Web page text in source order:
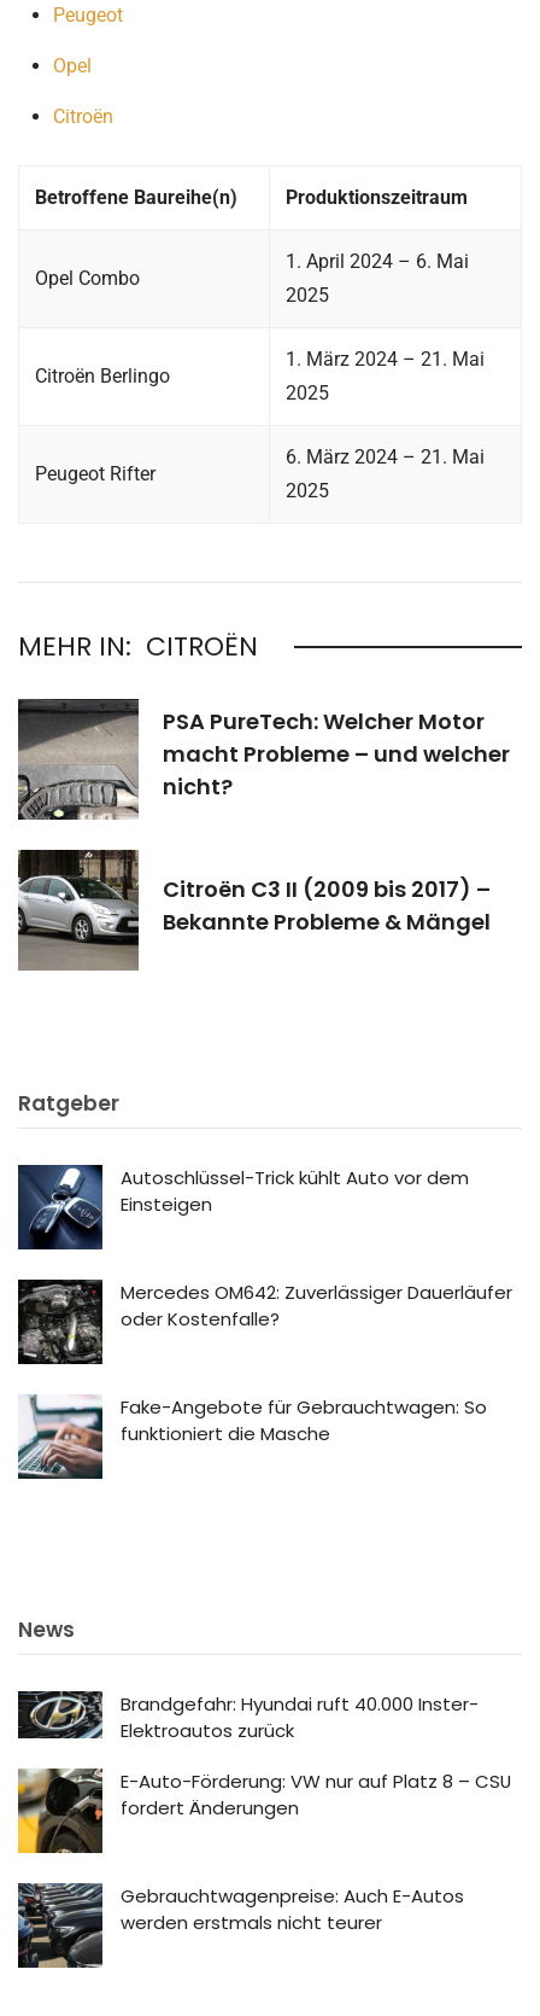
Peugeot
Opel
Citroën
Betroffene Baureihe(n) Produktionszeitraum
Opel Combo
1. April 2024 – 6. Mai
2025
Citroën Berlingo
1. März 2024 – 21. Mai
2025
Peugeot Rifter
6. März 2024 – 21. Mai
2025
MEHR IN: CITROËN
PSA PureTech: Welcher Motor
macht Probleme – und welcher
nicht?
Citroën C3 II (2009 bis 2017) –
Bekannte Probleme & Mängel
Ratgeber
Autoschlüssel-Trick kühlt Auto vor dem
Einsteigen
Mercedes OM642: Zuverlässiger Dauerläufer
oder Kostenfalle?
Fake-Angebote für Gebrauchtwagen: So
funktioniert die Masche
News
Brandgefahr: Hyundai ruft 40.000 Inster-
Elektroautos zurück
E-Auto-Förderung: VW nur auf Platz 8 – CSU
fordert Änderungen
Gebrauchtwagenpreise: Auch E-Autos
werden erstmals nicht teurer